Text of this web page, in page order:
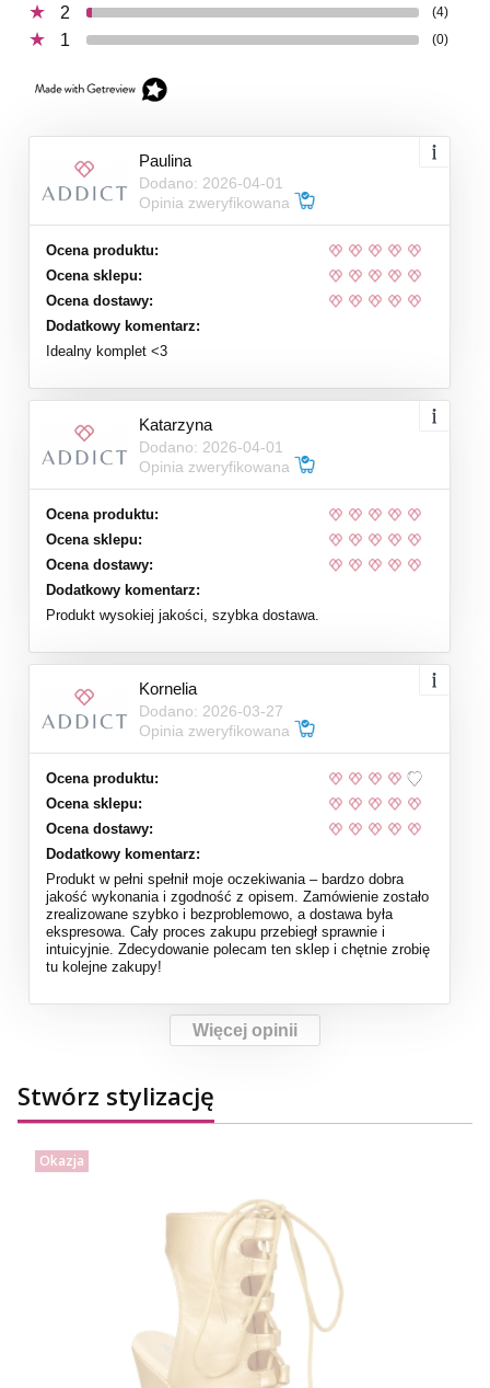
2 (4)
1 (0)
Paulina
Dodano: 2026-04-01
Opinia zweryfikowana
Ocena produktu:
Ocena sklepu:
Ocena dostawy:
Dodatkowy komentarz:
Idealny komplet <3
Katarzyna
Dodano: 2026-04-01
Opinia zweryfikowana
Ocena produktu:
Ocena sklepu:
Ocena dostawy:
Dodatkowy komentarz:
Produkt wysokiej jakości, szybka dostawa.
Kornelia
Dodano: 2026-03-27
Opinia zweryfikowana
Ocena produktu:
Ocena sklepu:
Ocena dostawy:
Dodatkowy komentarz:
Produkt w pełni spełnił moje oczekiwania – bardzo dobra
jakość wykonania i zgodność z opisem. Zamówienie zostało
zrealizowane szybko i bezproblemowo, a dostawa była
ekspresowa. Cały proces zakupu przebiegł sprawnie i
intuicyjnie. Zdecydowanie polecam ten sklep i chętnie zrobię
tu kolejne zakupy!
Więcej opinii
Stwórz stylizację
Okazja